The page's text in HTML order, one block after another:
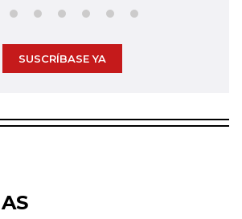
SUSCRÍBASE YA